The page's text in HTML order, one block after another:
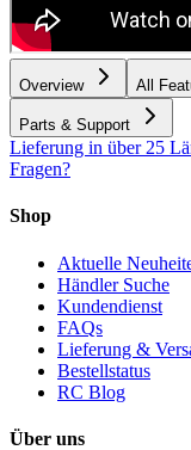
Overview All
Parts & Support
Lieferung in über 25
Fragen?
Shop
Aktuelle
Händler Suche
Kundendienst
FAQs
Lieferung &
Bestellstatus
RC Blog
Über uns